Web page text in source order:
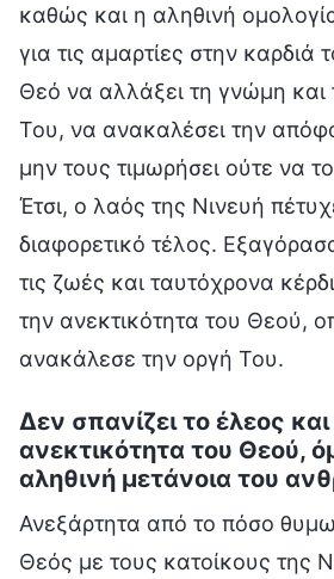
καθώς και η αληθινή
για τις αμαρτίες στην
Θεό να αλλάξει τη γνώμη και
Του, να ανακαλέσει την
μην τους τιμωρήσει ούτε να
Έτσι, ο λαός της Νινευή
διαφορετικό τέλος.
τις ζωές και ταυτόχρονα
την ανεκτικότητα του Θεού,
ανακάλεσε την οργή Του.
Δεν σπανίζει το έλεος
ανεκτικότητα του Θεού,
αληθινή μετάνοια του
Ανεξάρτητα από το πόσο
Θεός με τους κατοίκους της